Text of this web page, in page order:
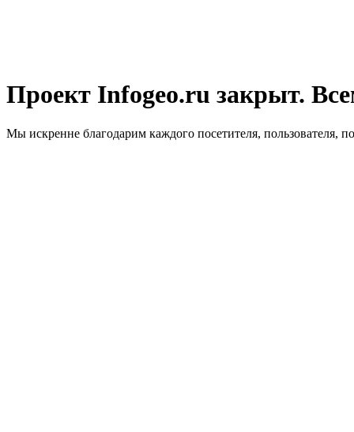
Проект Infogeo.ru закрыт.
Мы искренне благодарим каждого посетителя, пользователя,